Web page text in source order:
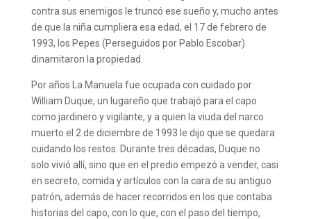
contra sus enemigos le truncó ese sueño y, mucho antes
de que la niña cumpliera esa edad, el 17 de febrero de
1993, los Pepes (Perseguidos por Pablo Escobar)
dinamitaron la propiedad.
Por años La Manuela fue ocupada con cuidado por
William Duque, un lugareño que trabajó para el capo
como jardinero y vigilante, y a quien la viuda del narco
muerto el 2 de diciembre de 1993 le dijo que se quedara
cuidando los restos. Durante tres décadas, Duque no
solo vivió allí, sino que en el predio empezó a vender, casi
en secreto, comida y artículos con la cara de su antiguo
patrón, además de hacer recorridos en los que contaba
historias del capo, con lo que, con el paso del tiempo,